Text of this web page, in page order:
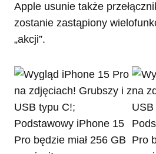
Apple usunie także
zostanie zastąpiony
„akcji”.